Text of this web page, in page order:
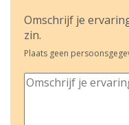
Omschrijf je
zin.
Plaats geen